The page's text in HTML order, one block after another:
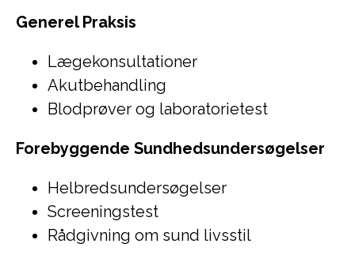
Generel Praksis
Lægekonsultationer
Akutbehandling
Blodprøver og laboratorietest
Forebyggende Sundhedsundersøgelser
Helbredsundersøgelser
Screeningstest
Rådgivning om sund livsstil